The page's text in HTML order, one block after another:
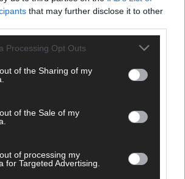
that may further disclose it to other
Processing Opt Outs
of the Sharing of my
of the Sale of my
of processing my
for Targeted Advertising.
Beiträge, die unsere
freigeschaltet; Hassrede, Beleidigungen,
werden nicht veröffentlicht. Es